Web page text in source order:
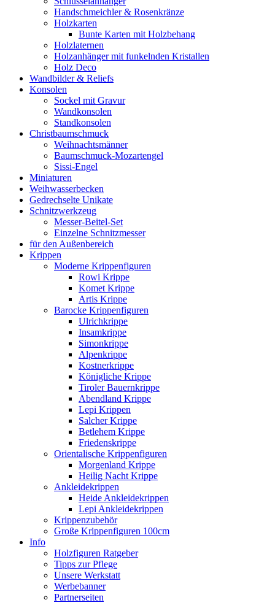
Handschmeichler & Rosenkränze
Holzkarten
Bunte Karten mit Holzbehang
Holzlaternen
Holzanhänger mit funkelnden Kristallen
Holz Deco
Wandbilder & Reliefs
Konsolen
Sockel mit Gravur
Wandkonsolen
Standkonsolen
Christbaumschmuck
Weihnachtsmänner
Baumschmuck-Mozartengel
Sissi-Engel
Miniaturen
Weihwasserbecken
Gedrechselte Unikate
Schnitzwerkzeug
Messer-Beitel-Set
Einzelne Schnitzmesser
für den Außenbereich
Krippen
Moderne Krippenfiguren
Rowi Krippe
Komet Krippe
Artis Krippe
Barocke Krippenfiguren
Ulrichkrippe
Insamkrippe
Simonkrippe
Alpenkrippe
Kostnerkrippe
Königliche Krippe
Tiroler Bauernkrippe
Abendland Krippe
Lepi Krippen
Salcher Krippe
Betlehem Krippe
Friedenskrippe
Orientalische Krippenfiguren
Morgenland Krippe
Heilig Nacht Krippe
Ankleidekrippen
Heide Ankleidekrippen
Lepi Ankleidekrippen
Krippenzubehör
Große Krippenfiguren 100cm
Info
Holzfiguren Ratgeber
Tipps zur Pflege
Unsere Werkstatt
Werbebanner
Partnerseiten